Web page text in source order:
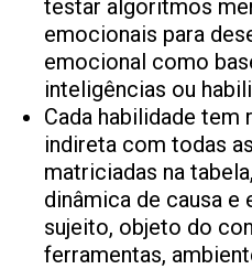
testar algoritmos
emocionais para
emocional como
inteligências ou
Cada habilidade tem
indireta com todas
matriciadas na
dinâmica de causa e
sujeito, objeto do
ferramentas,